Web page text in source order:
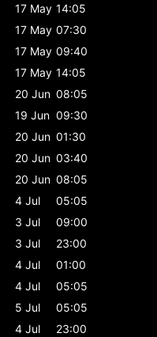
17 May 14:05
17 May 07:30
17 May 09:40
17 May 14:05
20 Jun 08:05
19 Jun 09:30
20 Jun 01:30
20 Jun 03:40
20 Jun 08:05
4 Jul
05:05
3 Jul
09:00
3 Jul
23:00
4 Jul
01:00
4 Jul
05:05
5 Jul
05:05
4 Jul
23:00